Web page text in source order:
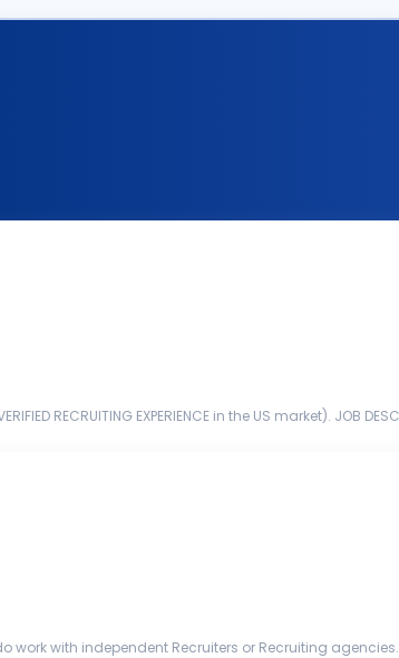
in the US market). JOB DESCRIPTION: Hiring and finding CDL drivers
with independent Recruiters or Recruiting